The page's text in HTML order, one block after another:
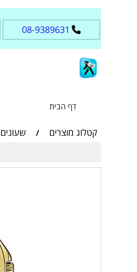
08-9389631
דף הבית
קטלוג מוצרים / שעונים